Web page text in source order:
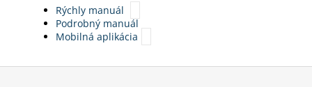
Rýchly manuál
Podrobný manuál
Mobilná aplikácia
Z